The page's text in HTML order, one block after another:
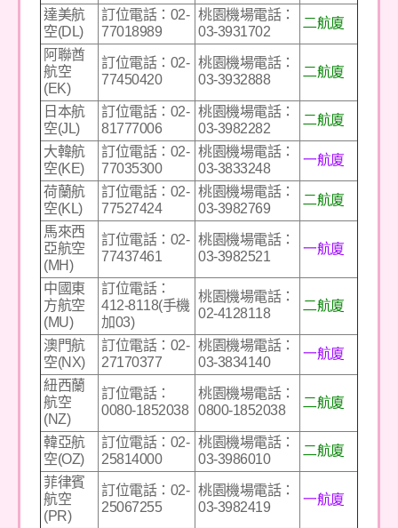
達美航
空(DL)
訂位電話：02-
77018989
桃園機場電話：
03-3931702
二航廈
阿聯酋
航空
(EK)
訂位電話：02-
77450420
桃園機場電話：
03-3932888
二航廈
日本航
空(JL)
訂位電話：02-
81777006
桃園機場電話：
03-3982282
二航廈
大韓航
空(KE)
訂位電話：02-
77035300
桃園機場電話：
03-3833248
一航廈
荷蘭航
空(KL)
訂位電話：02-
77527424
桃園機場電話：
03-3982769
二航廈
馬來西
亞航空
(MH)
訂位電話：02-
77437461
桃園機場電話：
03-3982521
一航廈
中國東
方航空
(MU)
訂位電話：
412-8118(手機
加03)
桃園機場電話：
02-4128118
二航廈
澳門航
空(NX)
訂位電話：02-
27170377
桃園機場電話：
03-3834140
一航廈
紐西蘭
航空
(NZ)
訂位電話：
0080-1852038
桃園機場電話：
0800-1852038
二航廈
韓亞航
空(OZ)
訂位電話：02-
25814000
桃園機場電話：
03-3986010
二航廈
菲律賓
航空
(PR)
訂位電話：02-
25067255
桃園機場電話：
03-3982419
一航廈